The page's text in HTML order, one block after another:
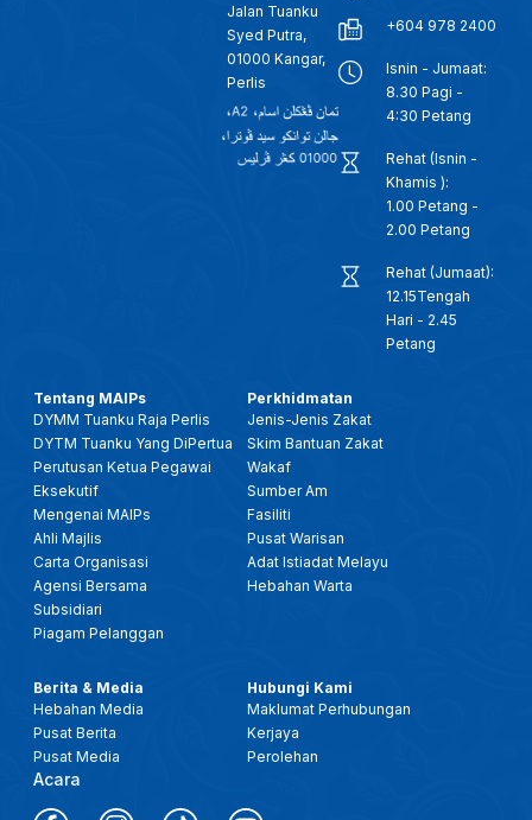
Jalan Tuanku
Syed Putra,
01000 Kangar,
Perlis
+604 978 2400
Isnin - Jumaat:
8.30 Pagi -
4:30 Petang
Rehat (Isnin -
Khamis ):
1.00 Petang -
2.00 Petang
Rehat (Jumaat):
12.15Tengah
Hari - 2.45
Petang
Tentang MAIPs
DYMM Tuanku Raja Perlis
DYTM Tuanku Yang DiPertua
Perutusan Ketua Pegawai
Eksekutif
Mengenai MAIPs
Ahli Majlis
Carta Organisasi
Agensi Bersama
Subsidiari
Piagam Pelanggan
Perkhidmatan
Jenis-Jenis Zakat
Skim Bantuan Zakat
Wakaf
Sumber Am
Fasiliti
Pusat Warisan
Adat Istiadat Melayu
Hebahan Warta
Berita & Media
Hebahan Media
Pusat Berita
Pusat Media
Acara
Hubungi Kami
Maklumat Perhubungan
Kerjaya
Perolehan